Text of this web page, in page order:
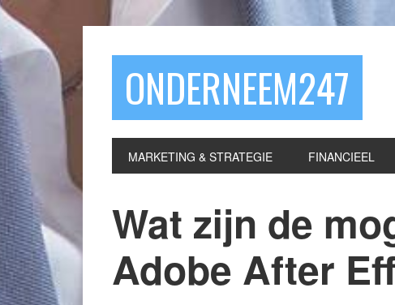
ONDERNEEM247
MARKETING & STRATEGIE FINANCIEEL
Wat zijn de
Adobe After